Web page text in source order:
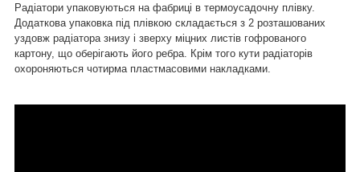
Радіатори упаковуються на фабриці в термоусадочну плівку.
Додаткова упаковка під плівкою складається з 2 розташованих
уздовж радіатора знизу і зверху міцних листів гофрованого
картону, що оберігають його ребра. Крім того кути радіаторів
охороняються чотирма пластмасовими накладками.